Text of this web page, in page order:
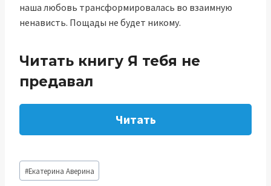
наша любовь трансформировалась во взаимную
ненависть. Пощады не будет никому.
Читать книгу Я тебя не
предавал
Читать
Метки
записи:
#Екатерина Аверина